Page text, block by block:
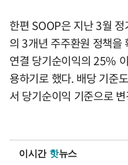
한편 SOOP은 지난 3월
의 3개년 주주환원 정책을
연결 당기순이익의 25%
용하기로 했다. 배당 기준
서 당기순이익 기준으로
이시간 핫뉴스